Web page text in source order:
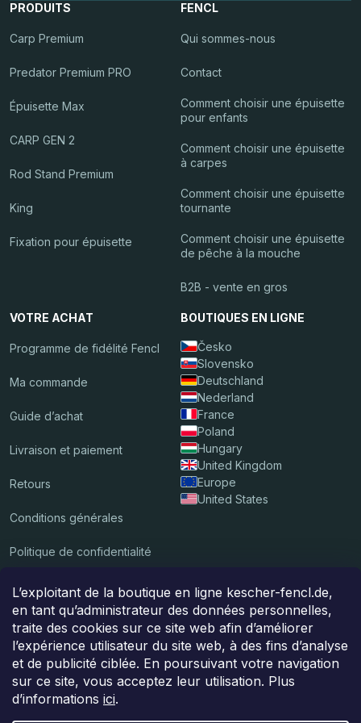
L’exploitant de la boutique en ligne kescher-fencl.de,
en tant qu’administrateur des données personnelles,
traite des cookies sur ce site web afin d’améliorer
l’expérience utilisateur du site web, à des fins d’analyse
et de publicité ciblée. En poursuivant votre navigation
sur ce site, vous acceptez leur utilisation. Plus
d’informations ici.
PRODUITS
Carp Premium
Predator Premium PRO
Épuisette Max
CARP GEN 2
Rod Stand Premium
King
Fixation pour épuisette
FENCL
Qui sommes-nous
Contact
Comment choisir une épuisette
pour enfants
Comment choisir une épuisette
à carpes
Comment choisir une épuisette
tournante
Comment choisir une épuisette
de pêche à la mouche
B2B - vente en gros
VOTRE ACHAT
Programme de fidélité Fencl
Ma commande
Guide d’achat
Livraison et paiement
Retours
Conditions générales
Politique de confidentialité
BOUTIQUES EN LIGNE
Česko
Slovensko
Deutschland
Nederland
France
Poland
Hungary
United Kingdom
Europe
United States
Nous acceptons les paiements en ligne
Le colis sera livré par